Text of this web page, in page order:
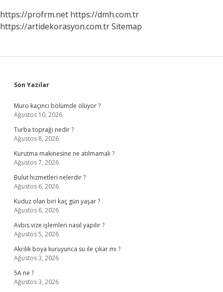
https://profrm.net https://dmh.com.tr
https://artidekorasyon.com.trSitemap
Sidebar
Son Yazılar
Muro kaçıncı bölümde ölüyor ?
Ağustos 10, 2026
Turba toprağı nedir ?
Ağustos 8, 2026
Kurutma makinesine ne atılmamalı ?
Ağustos 7, 2026
Bulut hizmetleri nelerdir ?
Ağustos 6, 2026
Kuduz olan biri kaç gün yaşar ?
Ağustos 6, 2026
Avbis vize işlemleri nasıl yapılır ?
Ağustos 5, 2026
Akrilik boya kuruyunca su ile çıkar mı ?
Ağustos 3, 2026
5A ne ?
Ağustos 3, 2026